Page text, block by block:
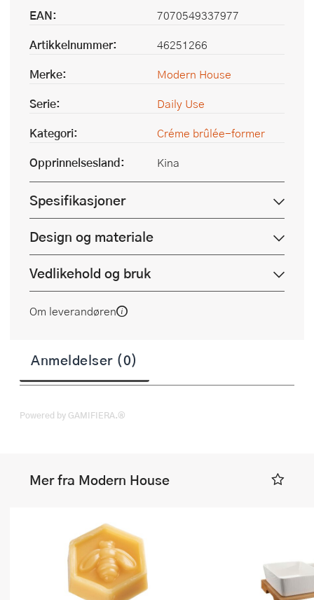
EAN:
7070549337977
Artikkelnummer:
46251266
Merke:
Modern House
Serie:
Daily Use
Kategori:
Créme brûlée-former
Opprinnelsesland:
Kina
Spesifikasjoner
Design og materiale
Vedlikehold og bruk
Om leverandøren
Anmeldelser (0)
Powered by GAMIFIERA.®
Mer fra Modern House